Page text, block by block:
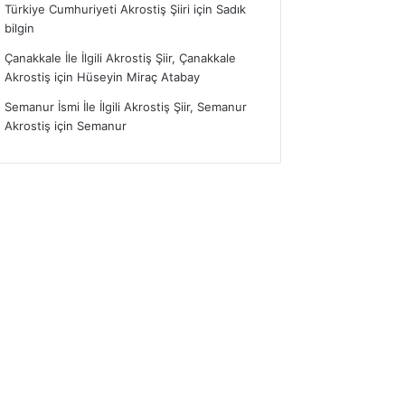
Türkiye Cumhuriyeti Akrostiş Şiiri için Sadık
bilgin
Çanakkale İle İlgili Akrostiş Şiir, Çanakkale
Akrostiş için Hüseyin Miraç Atabay
Semanur İsmi İle İlgili Akrostiş Şiir, Semanur
Akrostiş için Semanur